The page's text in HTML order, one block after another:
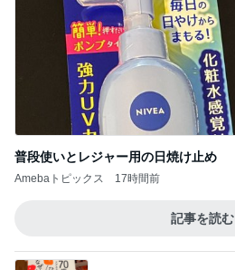
普段使いとレジャー用の日焼け止め
Amebaトピックス 17時間前
記事を読む